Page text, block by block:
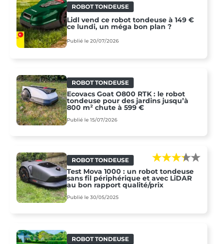
ROBOT TONDEUSE
Lidl vend ce robot tondeuse à 149 €
ce lundi, un méga bon plan ?
Publié le 20/07/2026
ROBOT TONDEUSE
Ecovacs Goat O800 RTK : le robot
tondeuse pour des jardins jusqu’à
800 m² chute à 599 €
Publié le 15/07/2026
ROBOT TONDEUSE
Test Mova 1000 : un robot tondeuse
sans fil périphérique et avec LiDAR
au bon rapport qualité/prix
Publié le 30/05/2025
ROBOT TONDEUSE